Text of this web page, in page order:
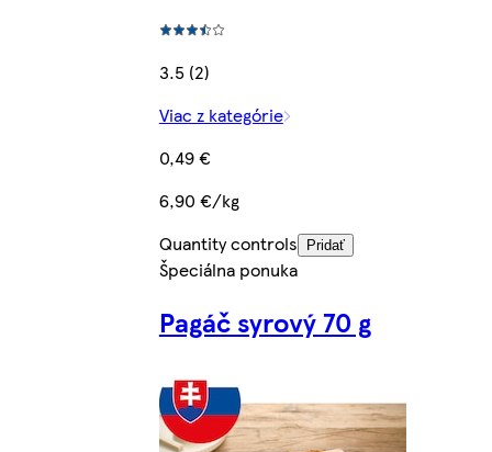
3.5 (2)
Viac z kategórie
0,49 €
6,90 €/kg
Quantity controls
Pridať
Špeciálna ponuka
Pagáč syrový 70 g